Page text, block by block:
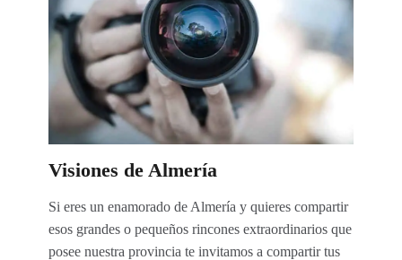
Visiones de Almería
Si eres un enamorado de Almería y quieres compartir
esos grandes o pequeños rincones extraordinarios que
posee nuestra provincia te invitamos a compartir tus